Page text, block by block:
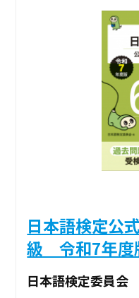
日本語検定公
級 令和7年度
日本語検定委員会